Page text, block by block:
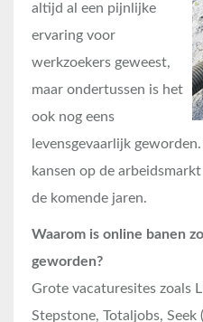
altijd al een pijnlijke
ervaring voor
werkzoekers geweest,
maar ondertussen is het
ook nog eens
levensgevaarlijk
kansen op de
de komende jaren.
Waarom is online banen
geworden?
Grote vacaturesites zoals
Stepstone, Totaljobs,